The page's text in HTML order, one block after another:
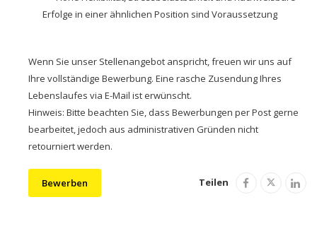
Erfolge in einer ähnlichen Position sind Voraussetzung
Wenn Sie unser Stellenangebot anspricht, freuen wir uns auf
Ihre vollständige Bewerbung. Eine rasche Zusendung Ihres
Lebenslaufes via E-Mail ist erwünscht.
Hinweis: Bitte beachten Sie, dass Bewerbungen per Post gerne
bearbeitet, jedoch aus administrativen Gründen nicht
retourniert werden.
Bewerben Teilen